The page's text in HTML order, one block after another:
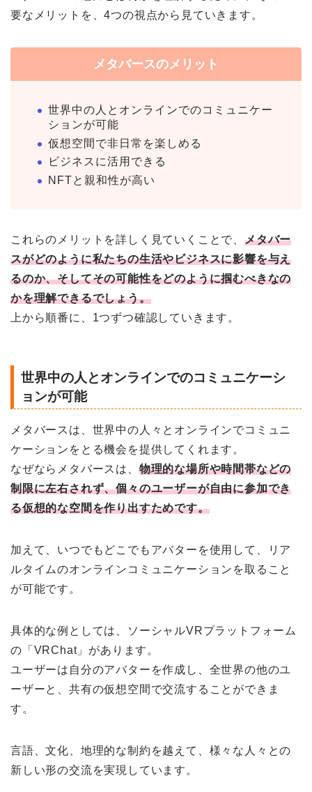
要なメリットを、4つの視点から見ていきます。
メタバースのメリット
世界中の人とオンラインでのコミュニケー
ションが可能
仮想空間で非日常を楽しめる
ビジネスに活用できる
NFTと親和性が高い
これらのメリットを詳しく見ていくことで、 メタバー
スがどのように私たちの生活やビジネスに影響を与え
るのか、そしてその可能性をどのように掴むべきなの
かを理解できるでしょう。
上から順番に、1つずつ確認していきます。
世界中の人とオンラインでのコミュニケーシ
ョンが可能
メタバースは、世界中の人々とオンラインでコミュニ
ケーションをとる機会を提供してくれます。
なぜならメタバースは、 物理的な場所や時間帯などの
制限に左右されず、個々のユーザーが自由に参加でき
る仮想的な空間を作り出すためです。
加えて、いつでもどこでもアバターを使用して、リア
ルタイムのオンラインコミュニケーションを取ること
が可能です。
具体的な例としては、ソーシャルVRプラットフォーム
の「VRChat」があります。
ユーザーは自分のアバターを作成し、全世界の他のユ
ーザーと、共有の仮想空間で交流することができま
す。
言語、文化、地理的な制約を越えて、様々な人々との
新しい形の交流を実現しています。